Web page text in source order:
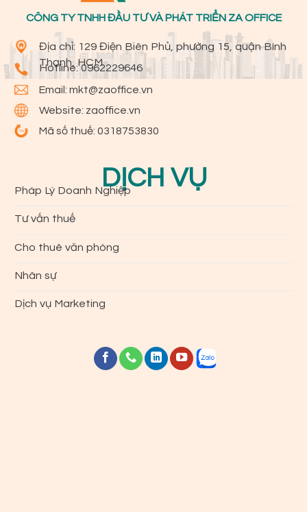
CÔNG TY TNHH ĐẦU TƯ VÀ PHÁT TRIỂN ZA OFFICE
Địa chỉ: 129 Điện Biên Phủ, phường 15, quận Bình
Thạnh, HCM
Hotline:0962229646
Email:mkt@zaoffice.vn
Website: zaoffice.vn
Mã số thuế: 0318753830
DỊCH VỤ
Pháp Lý Doanh Nghiệp
Tư vấn thuế
Cho thuê văn phòng
Nhân sự
Dịch vụ Marketing